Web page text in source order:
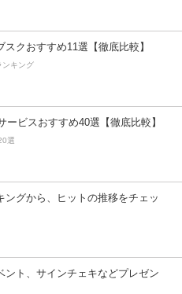
クおすすめ11選【徹底比較】
ンキング
ービスおすすめ40選【徹底比較】
選
ングから、ヒットの推移をチェッ
ント、サインチェキなどプレゼン